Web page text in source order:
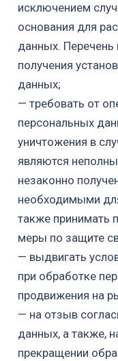
исключением
основания для
данных.
получения
данных;
— требовать от
персональных
уничтожения в
являются
незаконно
необходимыми
также принимать
меры по защите
— выдвигать
при обработке
продвижения на
— на отзыв
данных, а также,
прекращении